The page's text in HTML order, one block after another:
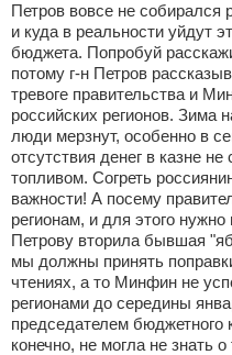
Петров вовсе не собирался
и куда в реальности уйдут
бюджета. Попробуй
потому г-н Петров
тревоге правительства и
российских регионов. Зима
люди мерзнут, особенно в
отсутствия денег в казне
топливом. Согреть
важности! А посему
регионам, и для этого
Петрову вторила бывшая
мы должны принять
чтениях, a то Минфин не
регионами до середины
председателем бюджетного
конечно, не могла не знать